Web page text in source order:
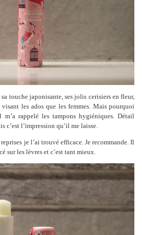
touche japonisante, ses jolis cerisiers en fleur,
les ados que les femmes. Mais pourquoi
m’a rappelé les tampons hygiéniques. Détail
c’est l’impression qu’il me laisse.
je l’ai trouvé efficace. Je recommande. Il
sur les lèvres et c’est tant mieux.